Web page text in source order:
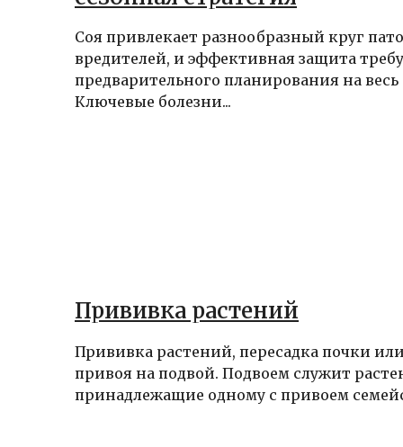
Соя привлекает разнообразный круг
вредителей, и эффективная защита
предварительного планирования на весь
Ключевые болезни...
Прививка растений
Прививка растений, пересадка почки
привоя на подвой. Подвоем служит
принадлежащие одному с привоем